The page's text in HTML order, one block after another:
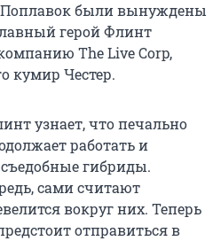
Поплавок были вынуждены
герой Флинт
The Live Corp,
кумир Честер.
узнает, что печально
работать и
гибриды.
сами считают
вокруг них. Теперь
отправиться в